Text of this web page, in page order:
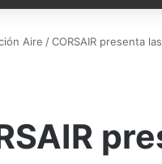
Aire / CORSAIR presenta